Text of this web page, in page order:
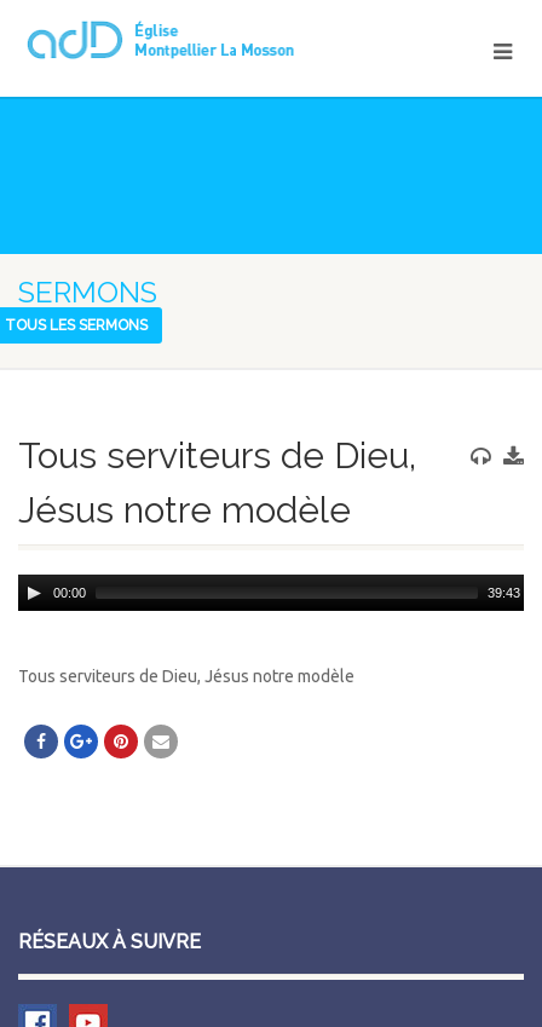
SERMONS
TOUS LES SERMONS
Tous serviteurs de Dieu,
Jésus notre modèle
Audio
Player
00:00 39:43
Tous serviteurs de Dieu, Jésus notre modèle
RÉSEAUX À SUIVRE